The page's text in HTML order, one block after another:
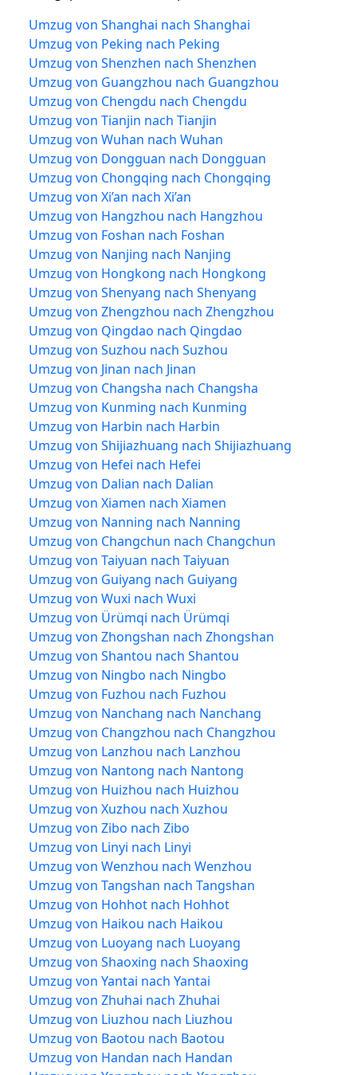
Umzug von Shanghai nach Shanghai
Umzug von Peking nach Peking
Umzug von Shenzhen nach Shenzhen
Umzug von Guangzhou nach Guangzhou
Umzug von Chengdu nach Chengdu
Umzug von Tianjin nach Tianjin
Umzug von Wuhan nach Wuhan
Umzug von Dongguan nach Dongguan
Umzug von Chongqing nach Chongqing
Umzug von Xi’an nach Xi’an
Umzug von Hangzhou nach Hangzhou
Umzug von Foshan nach Foshan
Umzug von Nanjing nach Nanjing
Umzug von Hongkong nach Hongkong
Umzug von Shenyang nach Shenyang
Umzug von Zhengzhou nach Zhengzhou
Umzug von Qingdao nach Qingdao
Umzug von Suzhou nach Suzhou
Umzug von Jinan nach Jinan
Umzug von Changsha nach Changsha
Umzug von Kunming nach Kunming
Umzug von Harbin nach Harbin
Umzug von Shijiazhuang nach Shijiazhuang
Umzug von Hefei nach Hefei
Umzug von Dalian nach Dalian
Umzug von Xiamen nach Xiamen
Umzug von Nanning nach Nanning
Umzug von Changchun nach Changchun
Umzug von Taiyuan nach Taiyuan
Umzug von Guiyang nach Guiyang
Umzug von Wuxi nach Wuxi
Umzug von Ürümqi nach Ürümqi
Umzug von Zhongshan nach Zhongshan
Umzug von Shantou nach Shantou
Umzug von Ningbo nach Ningbo
Umzug von Fuzhou nach Fuzhou
Umzug von Nanchang nach Nanchang
Umzug von Changzhou nach Changzhou
Umzug von Lanzhou nach Lanzhou
Umzug von Nantong nach Nantong
Umzug von Huizhou nach Huizhou
Umzug von Xuzhou nach Xuzhou
Umzug von Zibo nach Zibo
Umzug von Linyi nach Linyi
Umzug von Wenzhou nach Wenzhou
Umzug von Tangshan nach Tangshan
Umzug von Hohhot nach Hohhot
Umzug von Haikou nach Haikou
Umzug von Luoyang nach Luoyang
Umzug von Shaoxing nach Shaoxing
Umzug von Yantai nach Yantai
Umzug von Zhuhai nach Zhuhai
Umzug von Liuzhou nach Liuzhou
Umzug von Baotou nach Baotou
Umzug von Handan nach Handan